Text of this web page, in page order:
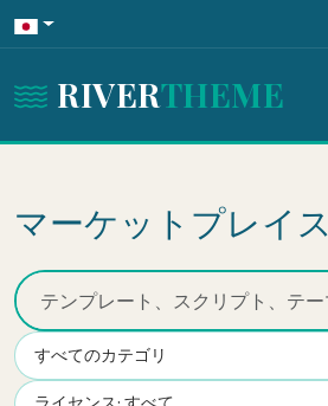
RIVERTHEME
マーケットプレイス